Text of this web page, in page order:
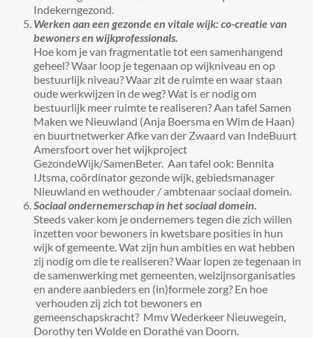
Indekerngezond.
Werken aan een gezonde en vitale wijk: co-creatie van
bewoners en wijkprofessionals.
Hoe kom je van fragmentatie tot een samenhangend
geheel? Waar loop je tegenaan op wijkniveau en op
bestuurlijk niveau? Waar zit de ruimte en waar staan
oude werkwijzen in de weg? Wat is er nodig om
bestuurlijk meer ruimte te realiseren? Aan tafel Samen
Maken we Nieuwland (Anja Boersma en Wim de Haan)
en buurtnetwerker Afke van der Zwaard van IndeBuurt
Amersfoort over het wijkproject
GezondeWijk/SamenBeter. Aan tafel ook: Bennita
IJtsma, coördinator gezonde wijk, gebiedsmanager
Nieuwland en wethouder / ambtenaar sociaal domein.
Sociaal ondernemerschap in het sociaal domein.
Steeds vaker kom je ondernemers tegen die zich willen
inzetten voor bewoners in kwetsbare posities in hun
wijk of gemeente. Wat zijn hun ambities en wat hebben
zij nodig om die te realiseren? Waar lopen ze tegenaan in
de samenwerking met gemeenten, welzijnsorganisaties
en andere aanbieders en (in)formele zorg? En hoe
verhouden zij zich tot bewoners en
gemeenschapskracht? Mmv Wederkeer Nieuwegein,
Dorothy ten Wolde en Dorathé van Doorn.